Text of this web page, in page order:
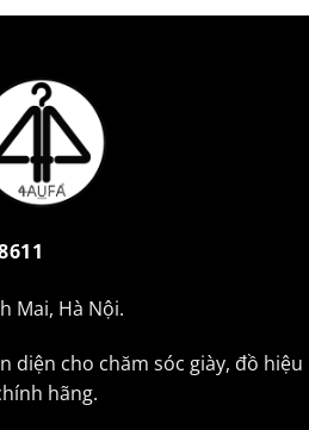
Mai, Hà Nội.
diện cho chăm sóc giày, đồ hiệu
hãng.